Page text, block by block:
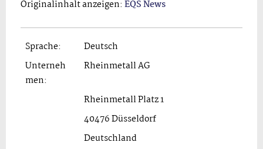
Originalinhalt anzeigen: EQS News
Sprache:
Deutsch
Unterneh
men:
Rheinmetall AG
Rheinmetall Platz 1
40476 Düsseldorf
Deutschland